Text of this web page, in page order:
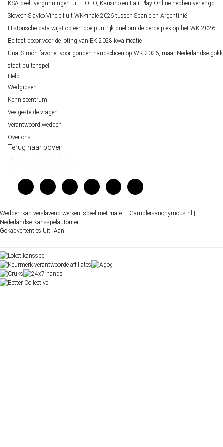
KSA deelt vergunningen uit: TOTO, Kansino en Fair Play Online hebben verlengd
Sloveen Slavko Vincic fluit WK-finale 2026 tussen Spanje en Argentinië
Historische data wijst op een doelpuntrijk duel om de derde plek op het WK 2026
Belfast decor voor de loting van EK 2028 kwalificatie
Unai Simón favoriet voor gouden handschoen op WK 2026, maar Nederlandse
staat buitenspel
Help
Wedgidsen
Kenniscentrum
Veelgestelde vragen
Verantwoord wedden
Over ons
Terug naar boven
Wedden kan verslavend werken, speel met mate | | Gamblersanonymous.nl |
Nederlandse Kansspelautoriteit
Gokadvertenties Uit Aan